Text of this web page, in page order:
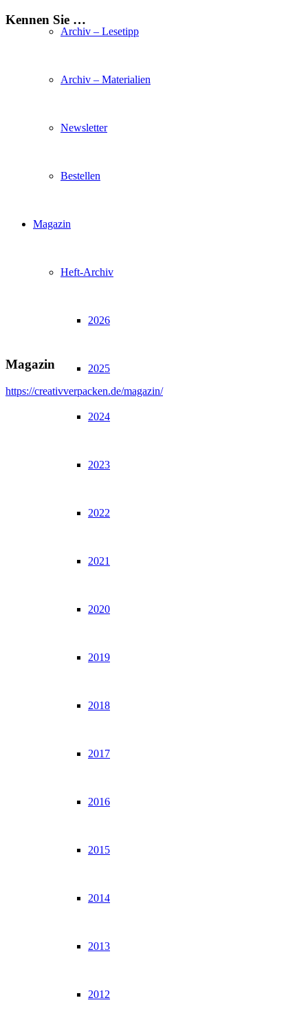
Archiv – Lesetipp
Archiv – Materialien
Newsletter
Bestellen
Magazin
Heft-Archiv
2026
2025
2024
2023
2022
2021
2020
2019
2018
2017
2016
2015
2014
2013
2012
Kennen Sie …
Magazin
https://creativverpacken.de/magazin/